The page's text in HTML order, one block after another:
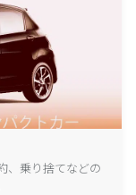
、乗り捨てなどの